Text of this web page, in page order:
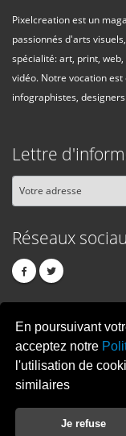
En poursuivant
acceptez notre
l'utilisation de
similaires
Je refuse
Pixelcreation est un
passionnés d'arts
spécialité: art, print,
vidéo. Notre vocation
infographistes,
Lettre
Réseaux
PIXELCREATION